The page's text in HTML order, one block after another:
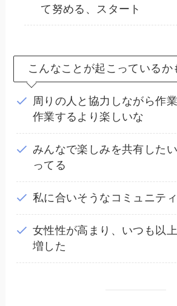
て努める、スタート
こんなことが起こっているか
周りの人と協力しながら作
作業するより楽しいな
みんなで楽しみを共有した
ってる
私に合いそうなコミュニテ
女性性が高まり、いつも以
増した